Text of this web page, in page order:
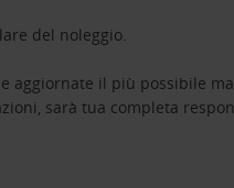
del noleggio.
aggiornate il più possibile
sarà tua completa